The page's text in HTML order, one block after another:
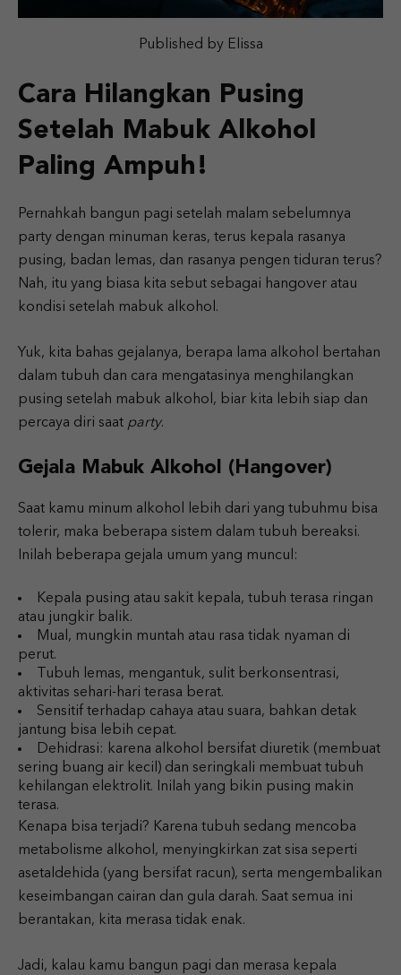
Published by Elissa
Cara Hilangkan Pusing
Setelah Mabuk Alkohol
Paling Ampuh!
Pernahkah bangun pagi setelah malam sebelumnya
party dengan minuman keras, terus kepala rasanya
pusing, badan lemas, dan rasanya pengen tiduran terus?
Nah, itu yang biasa kita sebut sebagai hangover atau
kondisi setelah mabuk alkohol.
Yuk, kita bahas gejalanya, berapa lama alkohol bertahan
dalam tubuh dan cara mengatasinya menghilangkan
pusing setelah mabuk alkohol, biar kita lebih siap dan
percaya diri saat party.
Gejala Mabuk Alkohol (Hangover)
Saat kamu minum alkohol lebih dari yang tubuhmu bisa
tolerir, maka beberapa sistem dalam tubuh bereaksi.
Inilah beberapa gejala umum yang muncul:
Kepala pusing atau sakit kepala, tubuh terasa ringan
atau jungkir balik.
Mual, mungkin muntah atau rasa tidak nyaman di
perut.
Tubuh lemas, mengantuk, sulit berkonsentrasi,
aktivitas sehari-hari terasa berat.
Sensitif terhadap cahaya atau suara, bahkan detak
jantung bisa lebih cepat.
Dehidrasi: karena alkohol bersifat diuretik (membuat
sering buang air kecil) dan seringkali membuat tubuh
kehilangan elektrolit. Inilah yang bikin pusing makin
terasa.
Kenapa bisa terjadi? Karena tubuh sedang mencoba
metabolisme alkohol, menyingkirkan zat sisa seperti
asetaldehida (yang bersifat racun), serta mengembalikan
keseimbangan cairan dan gula darah. Saat semua ini
berantakan, kita merasa tidak enak.
Jadi, kalau kamu bangun pagi dan merasa kepala